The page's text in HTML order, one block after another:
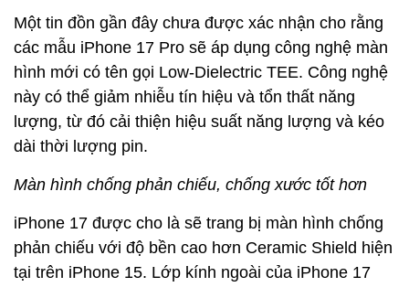
Một tin đồn gần đây chưa được xác nhận cho rằng
các mẫu iPhone 17 Pro sẽ áp dụng công nghệ màn
hình mới có tên gọi Low-Dielectric TEE. Công nghệ
này có thể giảm nhiễu tín hiệu và tổn thất năng
lượng, từ đó cải thiện hiệu suất năng lượng và kéo
dài thời lượng pin.
Màn hình chống phản chiếu, chống xước tốt hơn
iPhone 17 được cho là sẽ trang bị màn hình chống
phản chiếu với độ bền cao hơn Ceramic Shield hiện
tại trên iPhone 15. Lớp kính ngoài của iPhone 17